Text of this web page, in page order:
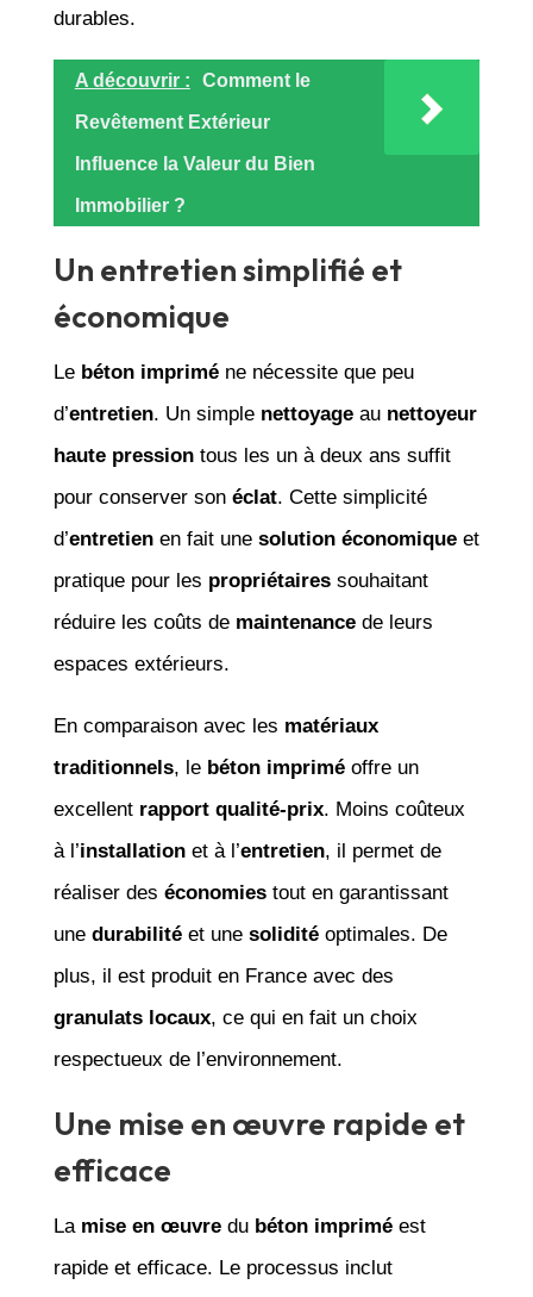
durables.
A découvrir : Comment le
Revêtement Extérieur
Influence la Valeur du Bien
Immobilier ?
Un entretien simplifié et
économique
Le béton impriméne nécessite que peu
d’entretien. Un simple nettoyageau nettoyeur
haute pressiontous les un à deux ans suffit
pour conserver son éclat. Cette simplicité
d’entretienen fait une solution économiqueet
pratique pour les propriétairessouhaitant
réduire les coûts de maintenancede leurs
espaces extérieurs.
En comparaison avec les matériaux
traditionnels, le béton impriméoffre un
excellent rapport qualité-prix. Moins coûteux
à l’installationet à l’entretien, il permet de
réaliser des économiestout en garantissant
une durabilitéet une soliditéoptimales. De
plus, il est produit en France avec des
granulats locaux, ce qui en fait un choix
respectueux de l’environnement.
Une mise en œuvre rapide et
efficace
La mise en œuvredu béton impriméest
rapide et efficace. Le processus inclut